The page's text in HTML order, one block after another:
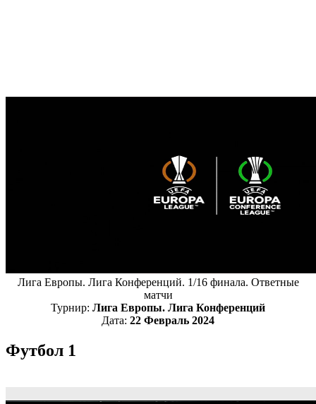
Лига Европы. Лига Конференций. 1/16 финала. Ответные
матчи
Турнир: Лига Европы. Лига Конференций
Дата: 22 Февраль 2024
Футбол 1